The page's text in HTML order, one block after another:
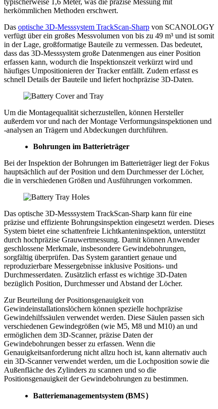
herkömmlichen Methoden erschwert.
Das optische 3D-Messsystem TrackScan-Sharp von SCANOLOGY
verfügt über ein großes Messvolumen von bis zu 49 m³ und ist somit
in der Lage, großformatige Bauteile zu vermessen. Das bedeutet,
dass das 3D-Messsystem große Datenmengen aus einer Position
erfassen kann, wodurch die Inspektionszeit verkürzt wird und
häufiges Umpositionieren der Tracker entfällt. Zudem erfasst es
schnell Details der Bauteile und liefert hochpräzise 3D-Daten.
Um die Montagequalität sicherzustellen, können Hersteller
außerdem vor und nach der Montage Verformungsinspektionen und
-analysen an Trägern und Abdeckungen durchführen.
Bohrungen im Batterieträger
Bei der Inspektion der Bohrungen im Batterieträger liegt der Fokus
hauptsächlich auf der Position und dem Durchmesser der Löcher,
die in verschiedenen Größen und Ausführungen vorkommen.
Das optische 3D-Messsystem TrackScan-Sharp kann für eine
präzise und effiziente Bohrungsinspektion eingesetzt werden. Dieses
System bietet eine schattenfreie Lichtkanteninspektion, unterstützt
durch hochpräzise Grauwertmessung. Damit können Anwender
geschlossene Merkmale, insbesondere Gewindebohrungen,
sorgfältig überprüfen. Das System garantiert genaue und
reproduzierbare Messergebnisse inklusive Positions- und
Durchmesserdaten. Zusätzlich erfasst es wichtige 3D-Daten
bezüglich Position, Durchmesser und Abstand der Löcher.
Zur Beurteilung der Positionsgenauigkeit von
Gewindeinstallationslöchern können spezielle hochpräzise
Gewindehilfssäulen verwendet werden. Diese Säulen passen sich
verschiedenen Gewindegrößen (wie M5, M8 und M10) an und
ermöglichen dem 3D-Scanner, präzise Daten der
Gewindebohrungen besser zu erfassen. Wenn die
Genauigkeitsanforderung nicht allzu hoch ist, kann alternativ auch
ein 3D-Scanner verwendet werden, um die Lochposition sowie die
Außenfläche des Zylinders zu scannen und so die
Positionsgenauigkeit der Gewindebohrungen zu bestimmen.
Batteriemanagementsystem (BMS）